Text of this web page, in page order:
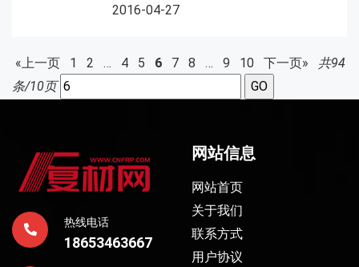
2016-04-27
«上一页 1 2 … 4 5 6 7 8 … 9 10 下一页»
共94
条/10页
热线电话
18653463667
网站信息
网站首页
关于我们
联系方式
用户协议